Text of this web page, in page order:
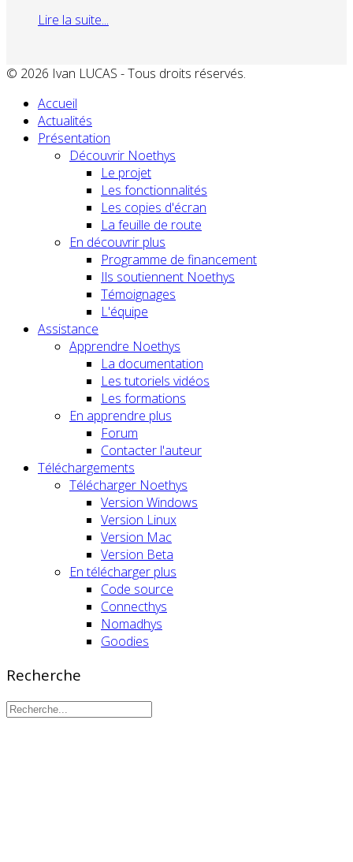
Lire la suite...
© 2026 Ivan LUCAS - Tous droits réservés.
Accueil
Actualités
Présentation
Découvrir Noethys
Le projet
Les fonctionnalités
Les copies d'écran
La feuille de route
En découvrir plus
Programme de financement
Ils soutiennent Noethys
Témoignages
L'équipe
Assistance
Apprendre Noethys
La documentation
Les tutoriels vidéos
Les formations
En apprendre plus
Forum
Contacter l'auteur
Téléchargements
Télécharger Noethys
Version Windows
Version Linux
Version Mac
Version Beta
En télécharger plus
Code source
Connecthys
Nomadhys
Goodies
Recherche